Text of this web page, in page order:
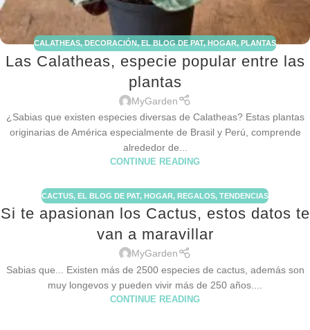
CALATHEAS,DECORACIÓN,EL BLOG DE PAT,HOGAR,PLANTAS
Las Calatheas, especie popular entre las
plantas
MyGarden
¿Sabias que existen especies diversas de Calatheas? Estas plantas
originarias de América especialmente de Brasil y Perú, comprende
alrededor de...
CONTINUE READING
CACTUS, EL BLOG DE PAT, HOGAR, REGALOS, TENDENCIAS
Si te apasionan los Cactus, estos datos te
van a maravillar
MyGarden
Sabias que... Existen más de 2500 especies de cactus, además son
muy longevos y pueden vivir más de 250 años....
CONTINUE READING